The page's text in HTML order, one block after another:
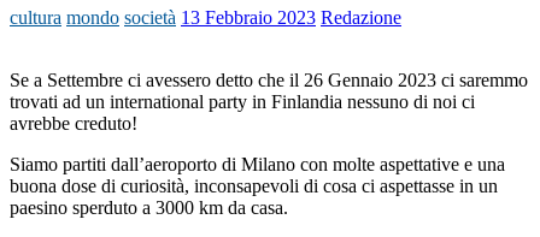
cultura mondo società 13 Febbraio 2023 Redazione
Se a Settembre ci avessero detto che il 26 Gennaio 2023 ci saremmo
trovati ad un international party in Finlandia nessuno di noi ci
avrebbe creduto!
Siamo partiti dall’aeroporto di Milano con molte aspettative e una
buona dose di curiosità, inconsapevoli di cosa ci aspettasse in un
paesino sperduto a 3000 km da casa.